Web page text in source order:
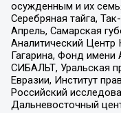
осужденным и их
Серебряная тайга,
Апрель, Самарская
Аналитический
Гагарина, Фонд
СИБАЛЬТ, Уральская
Евразии, Институт
Российский
Дальневосточный